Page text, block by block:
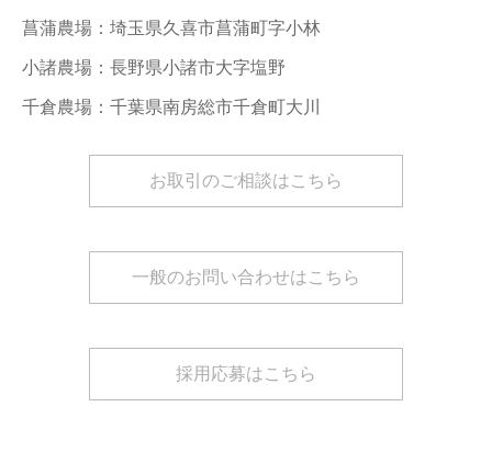
菖蒲農場：埼玉県久喜市菖蒲町字小林
小諸農場：長野県小諸市大字塩野
千倉農場：千葉県南房総市千倉町大川
お取引のご相談はこちら
一般のお問い合わせはこちら
採用応募はこちら